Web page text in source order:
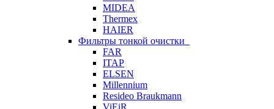
MIDEA
Thermex
HAIER
Фильтры тонкой очистки
FAR
ITAP
ELSEN
Millennium
Resideo Braukmann
ViEiR